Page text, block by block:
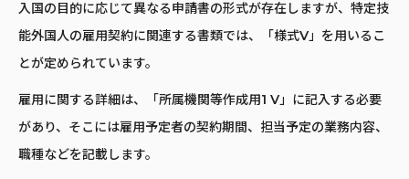
入国の目的に応じて異なる申請書の形式が存在しますが、特定技
能外国人の雇用契約に関連する書類では、「様式V」を用いるこ
とが定められています。
雇用に関する詳細は、「所属機関等作成用1 V」に記入する必要
があり、そこには雇用予定者の契約期間、担当予定の業務内容、
職種などを記載します。